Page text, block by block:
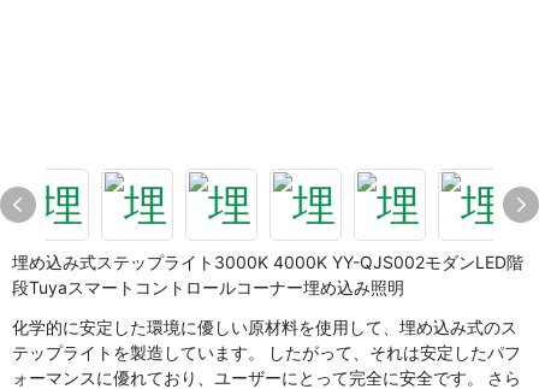
埋め込み式ステップライト3000K 4000K YY-QJS002モダンLED階
段Tuyaスマートコントロールコーナー埋め込み照明
化学的に安定した環境に優しい原材料を使用して、埋め込み式のス
テップライトを製造しています。 したがって、それは安定したパフ
ォーマンスに優れており、ユーザーにとって完全に安全です。 さら